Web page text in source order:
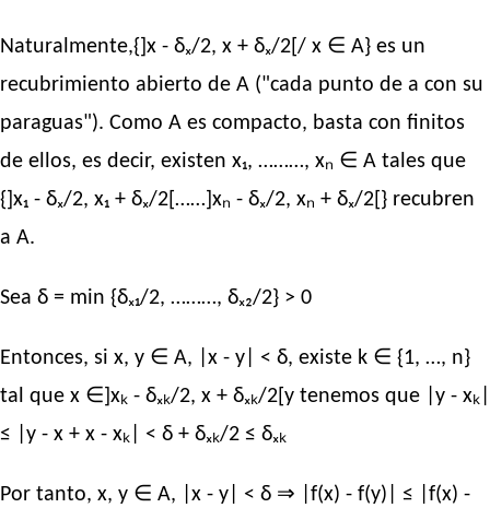
Naturalmente,{]x - δₓ/2, x + δₓ/2[/ x ∈ A} es un
recubrimiento abierto de A ("cada punto de a con su
paraguas"). Como A es compacto, basta con finitos
de ellos, es decir, existen x₁, ………, xₙ ∈ A tales que
{]x₁ - δₓ/2, x₁ + δₓ/2[……]xₙ - δₓ/2, xₙ + δₓ/2[} recubren
a A.
Sea δ = min {δₓ₁/2, ………, δₓ₂/2} > 0
Entonces, si x, y ∈ A, |x - y| < δ, existe k ∈ {1, …, n}
tal que x ∈]xₖ - δₓₖ/2, x + δₓₖ/2[y tenemos que |y - xₖ|
≤ |y - x + x - xₖ| < δ + δₓₖ/2 ≤ δₓₖ
Por tanto, x, y ∈ A, |x - y| < δ ⇒ |f(x) - f(y)| ≤ |f(x) -